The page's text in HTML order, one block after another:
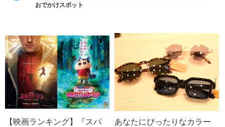
おでかけスポット
【映画ランキング】『スパ
あなたにぴったりなカラー